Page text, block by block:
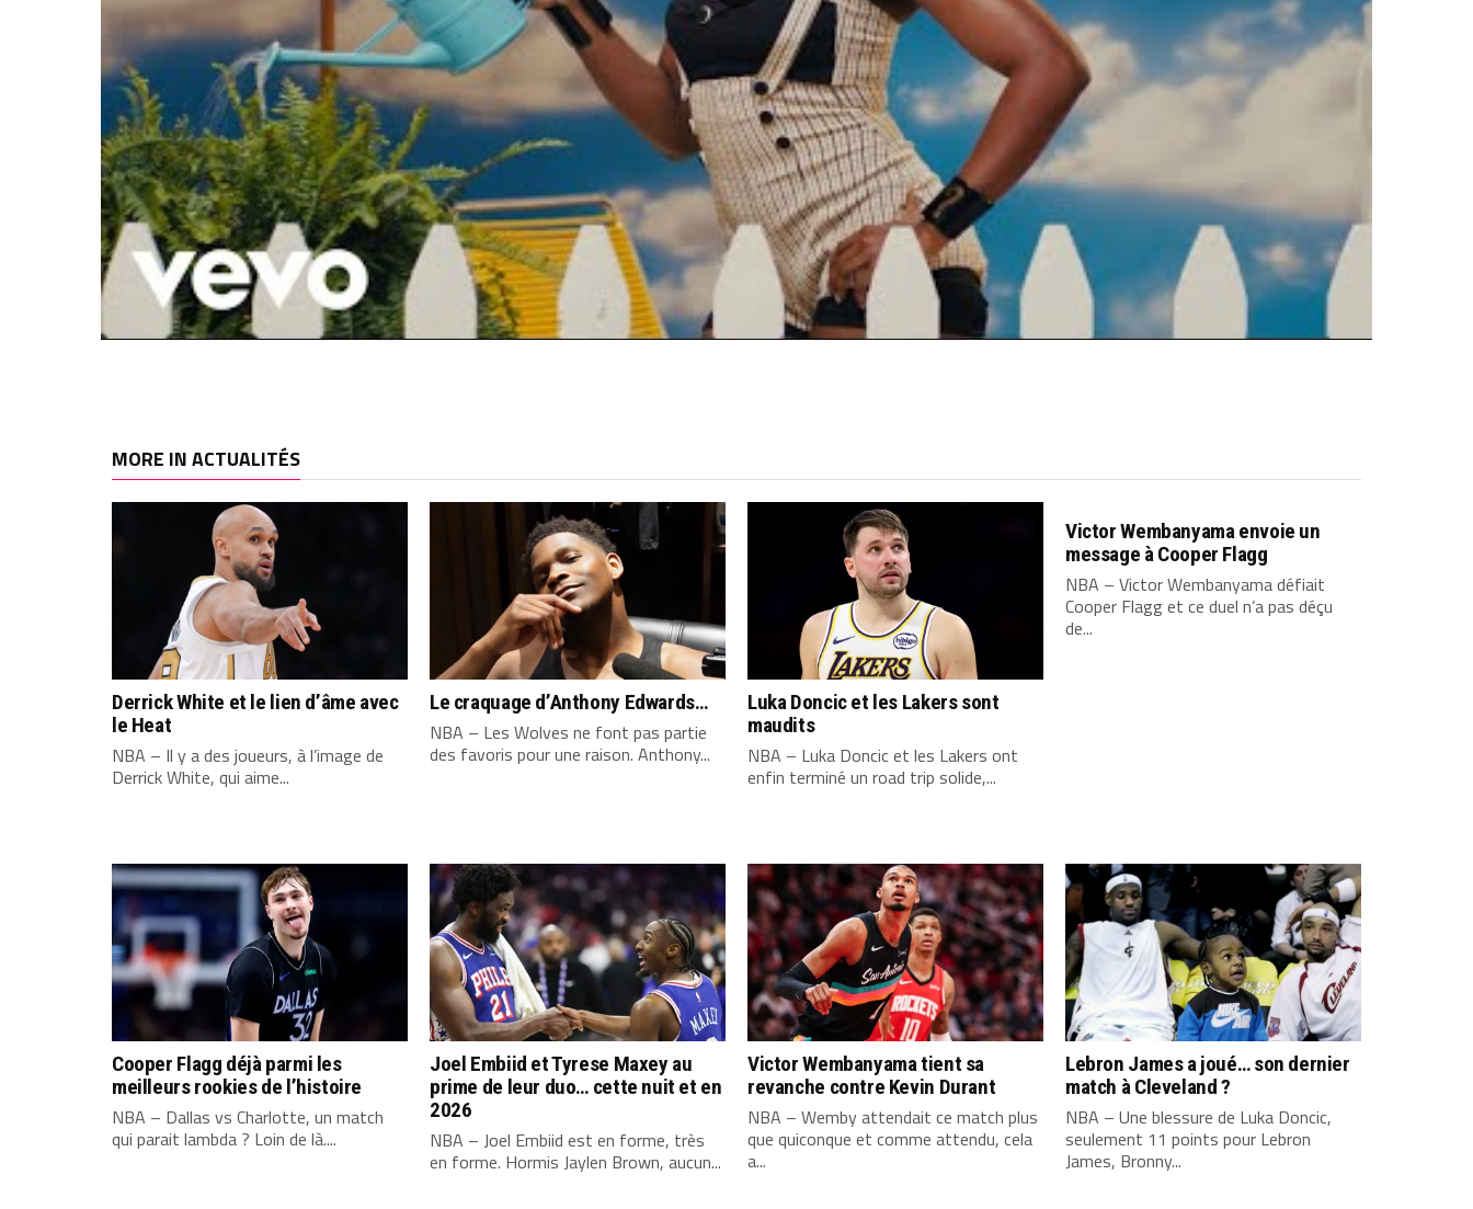
Ben Simmons encore infernal :
Philadelphie tient sa revanche sur
Houston avec son duo infernal !
octobre 31, 2017
Dans "Actualités"
La NBA est bien mieux que
n’importe quel drama : James
Harden fait ses valises pour les
Sixers, son vœu a été exaucé !!
février 10, 2022
Dans "Actualités"
Ben Simmons veut enterrer la
hache de guerre avec les Sixers :
« Ça n’a rien à voir avec le coach ou
les fans »
février 16, 2022
Dans "Actualités"
RELATED TOPICS BEN SIMMONS JOEL EMBIID NBA PHILADELPHIE SIXERS TIMOTHÉ LUWAWU
CLICK TO COMMENT
MORE IN ACTUALITÉS
Derrick White et le lien d’âme avec
le Heat
NBA – Il y a des joueurs, à l’image de
Derrick White, qui aime...
Le craquage d’Anthony Edwards…
NBA – Les Wolves ne font pas partie
des favoris pour une raison. Anthony...
Luka Doncic et les Lakers sont
maudits
NBA – Luka Doncic et les Lakers ont
enfin terminé un road trip solide,...
Victor Wembanyama envoie un
message à Cooper Flagg
NBA – Victor Wembanyama défiait
Cooper Flagg et ce duel n’a pas déçu
de...
Cooper Flagg déjà parmi les
meilleurs rookies de l’histoire
NBA – Dallas vs Charlotte, un match
qui parait lambda ? Loin de là....
Joel Embiid et Tyrese Maxey au
prime de leur duo… cette nuit et en
2026
NBA – Joel Embiid est en forme, très
en forme. Hormis Jaylen Brown, aucun...
Victor Wembanyama tient sa
revanche contre Kevin Durant
NBA – Wemby attendait ce match plus
que quiconque et comme attendu, cela
a...
Lebron James a joué… son dernier
match à Cleveland ?
NBA – Une blessure de Luka Doncic,
seulement 11 points pour Lebron
James, Bronny...